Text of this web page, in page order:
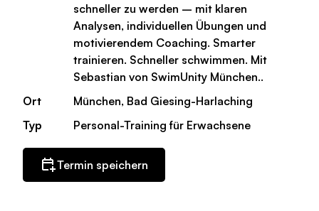
schneller zu werden – mit klaren
Analysen, individuellen Übungen und
motivierendem Coaching. Smarter
trainieren. Schneller schwimmen. Mit
Sebastian von SwimUnity München..
Ort
München, Bad Giesing-Harlaching
Typ
Personal-Training für Erwachsene
Termin speichern